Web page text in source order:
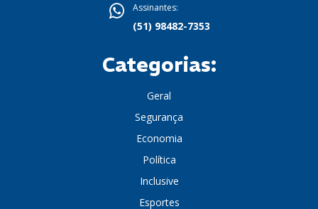
Assinantes:
(51) 98482-7353
Categorias:
Geral
Segurança
Economia
Política
Inclusive
Esportes